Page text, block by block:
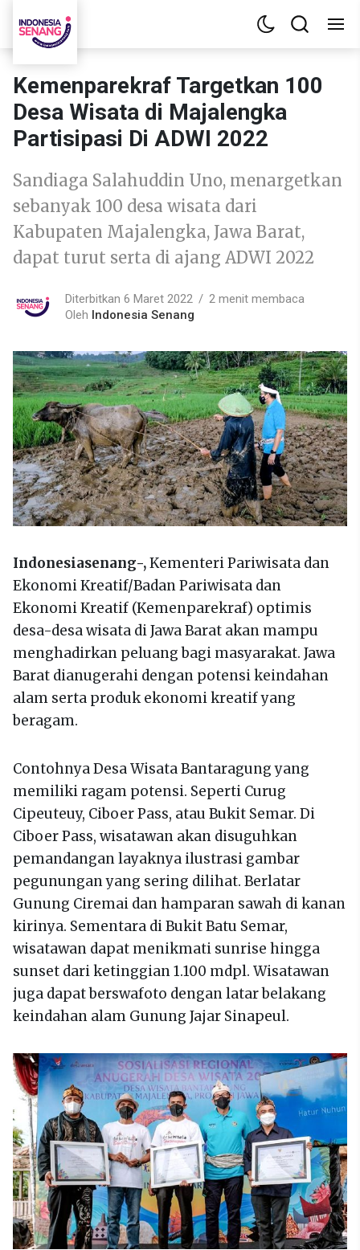
Kemenparekraf Targetkan 100
Desa Wisata di Majalengka
Partisipasi Di ADWI 2022
Sandiaga Salahuddin Uno, menargetkan
sebanyak 100 desa wisata dari
Kabupaten Majalengka, Jawa Barat,
dapat turut serta di ajang ADWI 2022
Diterbitkan 6 Maret 2022
2 menit membaca
Oleh Indonesia Senang
Indonesiasenang-,Kementeri Pariwisata dan
Ekonomi Kreatif/Badan Pariwisata dan
Ekonomi Kreatif (Kemenparekraf) optimis
desa-desa wisata di Jawa Barat akan mampu
menghadirkan peluang bagi masyarakat. Jawa
Barat dianugerahi dengan potensi keindahan
alam serta produk ekonomi kreatif yang
beragam.
Contohnya Desa Wisata Bantaragung yang
memiliki ragam potensi. Seperti Curug
Cipeuteuy, Ciboer Pass, atau Bukit Semar. Di
Ciboer Pass, wisatawan akan disuguhkan
pemandangan layaknya ilustrasi gambar
pegunungan yang sering dilihat. Berlatar
Gunung Ciremai dan hamparan sawah di kanan
kirinya. Sementara di Bukit Batu Semar,
wisatawan dapat menikmati sunrise hingga
sunset dari ketinggian 1.100 mdpl. Wisatawan
juga dapat berswafoto dengan latar belakang
keindahan alam Gunung Jajar Sinapeul.